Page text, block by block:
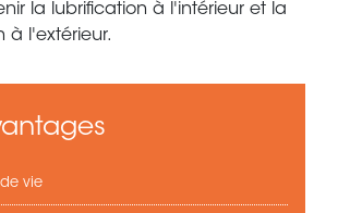
la lubrification à l'intérieur et la
à l'extérieur.
vie